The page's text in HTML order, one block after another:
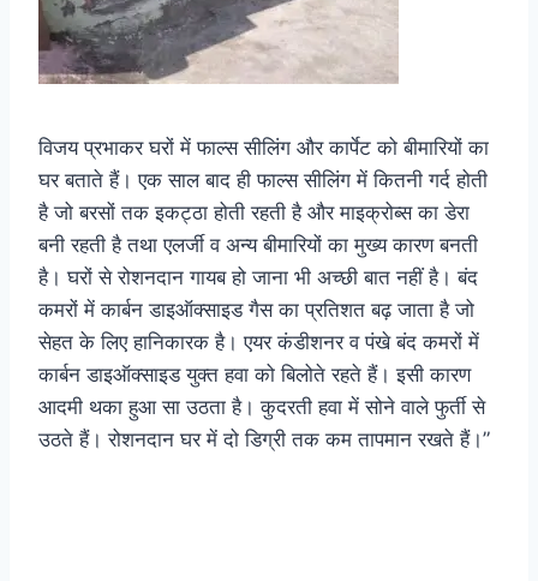
विजय प्रभाकर घरों में फाल्स सीलिंग और कार्पेट को बीमारियों का
घर बताते हैं। एक साल बाद ही फाल्स सीलिंग में कितनी गर्द होती
है जो बरसों तक इकट्ठा होती रहती है और माइक्रोब्स का डेरा
बनी रहती है तथा एलर्जी व अन्य बीमारियों का मुख्य कारण बनती
है। घरों से रोशनदान गायब हो जाना भी अच्छी बात नहीं है। बंद
कमरों में कार्बन डाइऑक्साइड गैस का प्रतिशत बढ़ जाता है जो
सेहत के लिए हानिकारक है। एयर कंडीशनर व पंखे बंद कमरों में
कार्बन डाइऑक्साइड युक्त हवा को बिलोते रहते हैं। इसी कारण
आदमी थका हुआ सा उठता है। कुदरती हवा में सोने वाले फुर्ती से
उठते हैं। रोशनदान घर में दो डिग्री तक कम तापमान रखते हैं।”